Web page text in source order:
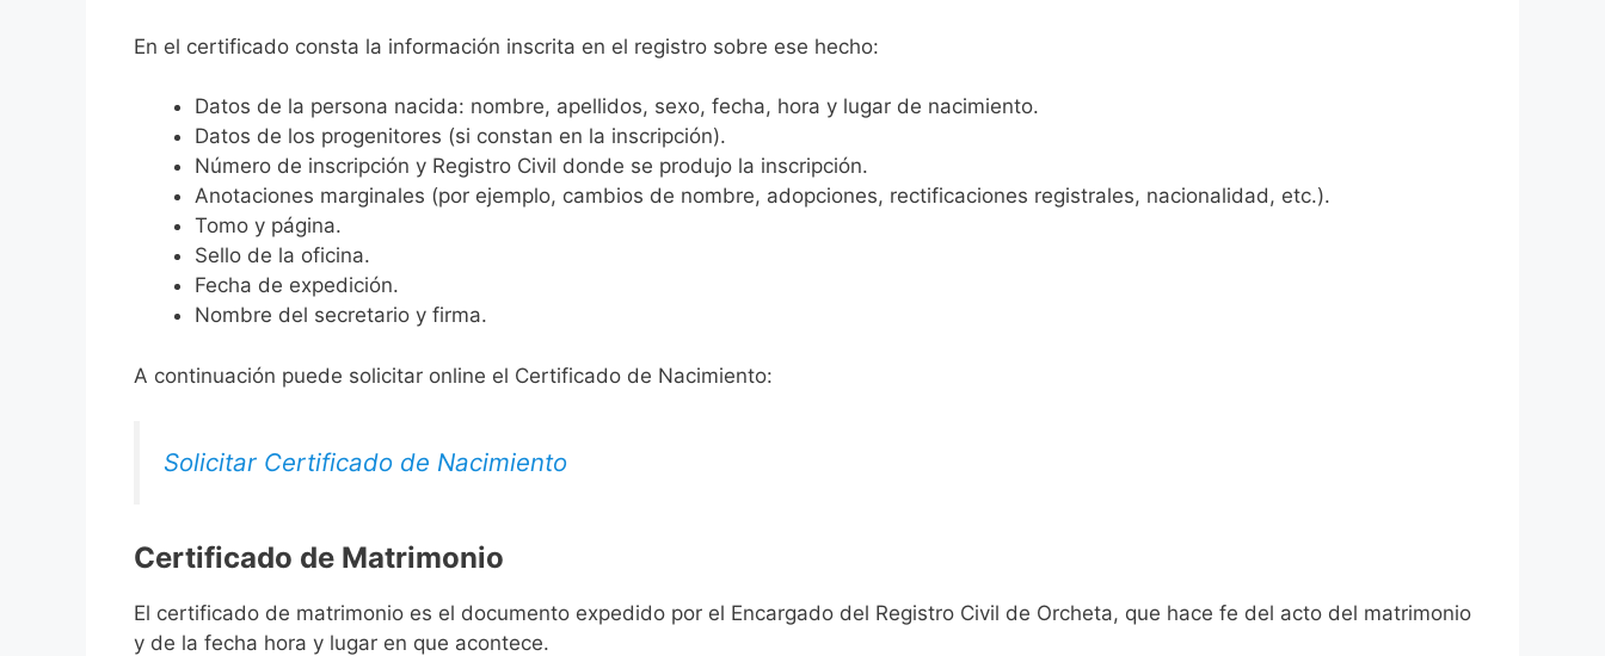
En el certificado consta la información inscrita en el registro sobre ese hecho:
Datos de la persona nacida: nombre, apellidos, sexo, fecha, hora y lugar de nacimiento.
Datos de los progenitores (si constan en la inscripción).
Número de inscripción y Registro Civil donde se produjo la inscripción.
Anotaciones marginales (por ejemplo, cambios de nombre, adopciones, rectificaciones registrales, nacionalidad, etc.).
Tomo y página.
Sello de la oficina.
Fecha de expedición.
Nombre del secretario y firma.
A continuación puede solicitar online el Certificado de Nacimiento:
Solicitar Certificado de Nacimiento
Certificado de Matrimonio
El certificado de matrimonio es el documento expedido por el Encargado del Registro Civil de Orcheta, que hace fe del acto del matrimonio
y de la fecha hora y lugar en que acontece.